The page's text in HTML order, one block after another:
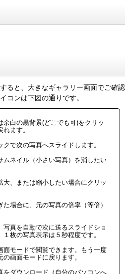
ると、大きなギャラリー画面でご確認
コンは下図の通りです。
余白の黒背景(どこでも可)をクリッ
ます。
クで次の写真へスライドします。
ムネイル（小さい写真）を消したい
大、または縮小したい場合にクリッ
場合に、元の写真の倍率（等倍）
写真を自動で次に送るスライドショ
１枚の写真表示は５秒程度です。
面モードで閲覧できます。もう一度
の画面モードに戻ります。
をダウンロード（自分のパソコンへ